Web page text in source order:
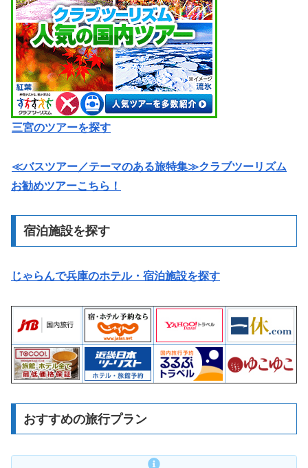
三宮のツアーを探す
≪バスツアー／テーマのある旅特集≫クラブツーリズム
お勧めツアーこちら！
宿泊施設を探す
じゃらんで兵庫のホテル・宿泊施設を探す
おすすめの旅行プラン